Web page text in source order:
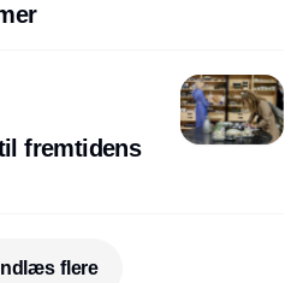
fremtidens
Indlæs flere